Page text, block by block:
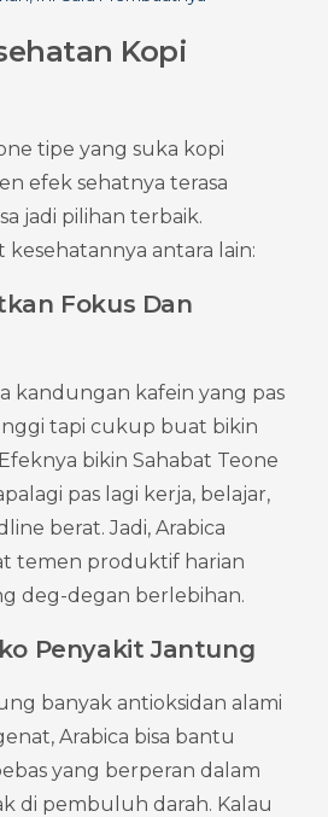
Kopi
tipe yang suka kopi
efek sehatnya terasa
jadi pilihan terbaik.
kesehatannya antara lain:
Fokus Dan
kandungan kafein yang pas
tapi cukup buat bikin
bikin Sahabat Teone
pas lagi kerja, belajar,
berat. Jadi, Arabica
temen produktif harian
deg-degan berlebihan.
Penyakit Jantung
banyak antioksidan alami
Arabica bisa bantu
yang berperan dalam
di pembuluh darah. Kalau